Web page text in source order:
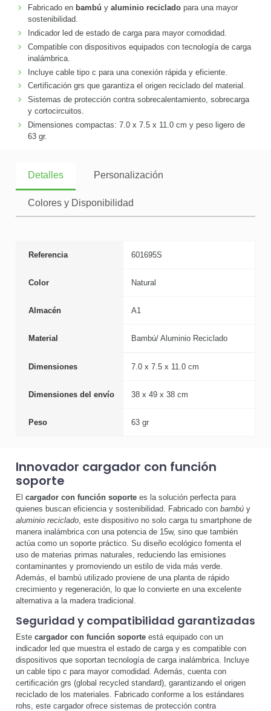
Fabricado en bambú y aluminio recicladopara una mayor
sostenibilidad.
Indicador led de estado de carga para mayor comodidad.
Compatible con dispositivos equipados con tecnología de carga
inalámbrica.
Incluye cable tipo c para una conexión rápida y eficiente.
Certificación grs que garantiza el origen reciclado del material.
Sistemas de protección contra sobrecalentamiento, sobrecarga
y cortocircuitos.
Dimensiones compactas: 7.0 x 7.5 x 11.0 cm y peso ligero de
63 gr.
Detalles Personalización
Colores y Disponibilidad
Referencia 601695S
Color Natural
Almacén A1
Material Bambú/ Aluminio Reciclado
Dimensiones 7.0 x 7.5 x 11.0 cm
Dimensiones del envío 38 x 49 x 38 cm
Peso 63 gr
Innovador cargador con función
soporte
El cargador con función soporte es la solución perfecta para
quienes buscan eficiencia y sostenibilidad. Fabricado con bambú y
aluminio reciclado, este dispositivo no solo carga tu smartphone de
manera inalámbrica con una potencia de 15w, sino que también
actúa como un soporte práctico. Su diseño ecológico fomenta el
uso de materias primas naturales, reduciendo las emisiones
contaminantes y promoviendo un estilo de vida más verde.
Además, el bambú utilizado proviene de una planta de rápido
crecimiento y regeneración, lo que lo convierte en una excelente
alternativa a la madera tradicional.
Seguridad y compatibilidad garantizadas
Este cargador con función soporte está equipado con un
indicador led que muestra el estado de carga y es compatible con
dispositivos que soportan tecnología de carga inalámbrica. Incluye
un cable tipo c para mayor comodidad. Además, cuenta con
certificación grs (global recycled standard), garantizando el origen
reciclado de los materiales. Fabricado conforme a los estándares
rohs, este cargador ofrece sistemas de protección contra